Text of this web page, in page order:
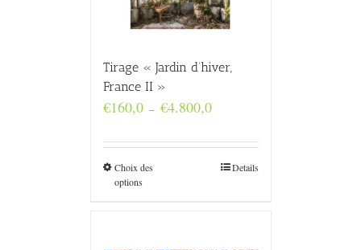
Tirage « Jardin d’hiver,
France II »
€160,0 – €4.800,0Plage
€160,0
Choix des
options
Details